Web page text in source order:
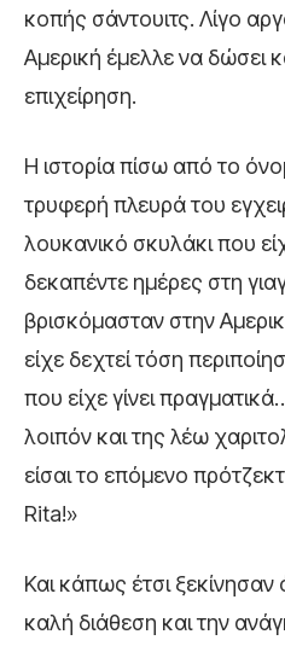
κοπής σάντουιτς. Λίγο
Αμερική έμελλε να δώσει
επιχείρηση.
Η ιστορία πίσω από το
τρυφερή πλευρά του
λουκανικό σκυλάκι που
δεκαπέντε ημέρες στη
βρισκόμασταν στην
είχε δεχτεί τόση
που είχε γίνει
λοιπόν και της λέω
είσαι το επόμενο
Rita!»
Και κάπως έτσι ξεκίνησαν
καλή διάθεση και την